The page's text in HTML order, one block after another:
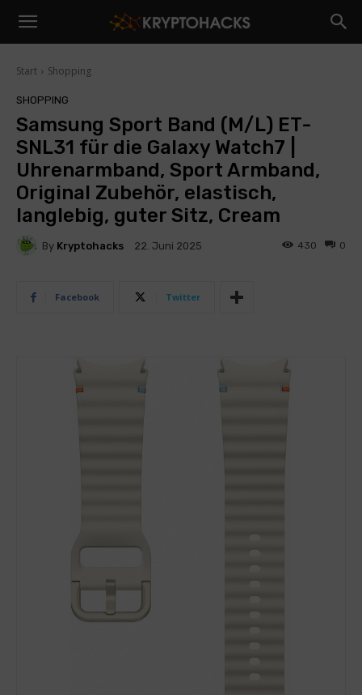
Start Shopping
SHOPPING
Samsung Sport Band (M/L) ET-
SNL31 für die Galaxy Watch7 |
Uhrenarmband, Sport Armband,
Original Zubehör, elastisch,
langlebig, guter Sitz, Cream
By Kryptohacks 22. Juni 2025 0
430
Facebook Twitter